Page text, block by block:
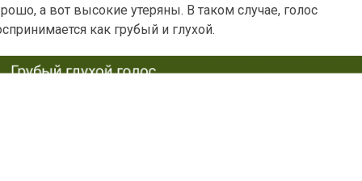
а вот высокие утеряны. В таком случае, голос
как грубый и глухой.